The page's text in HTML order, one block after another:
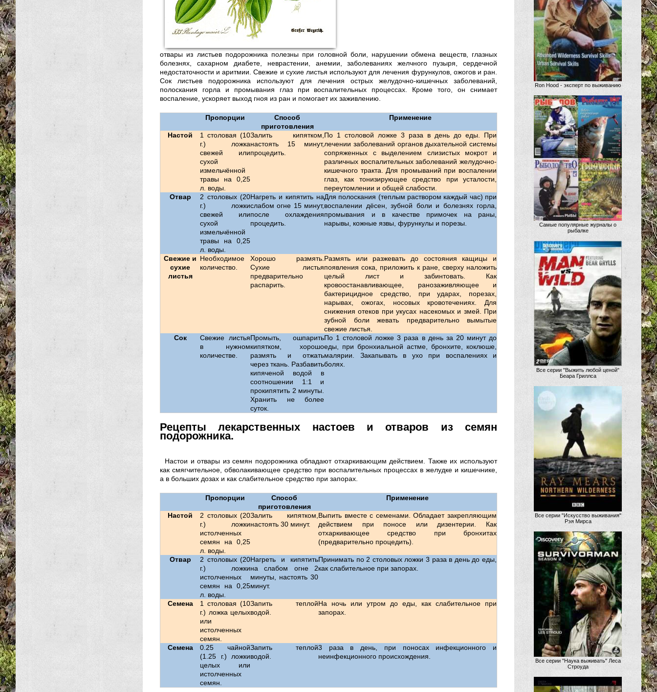
отвары из листьев подорожника полезны при головной боли, нарушении обмена веществ, глазных
болезнях, сахарном диабете, неврастении, анемии, заболеваниях желчного пузыря, сердечной
недостаточности и аритмии. Свежие и сухие листья используют для лечения фурункулов, ожогов и ран.
Сок листьев подорожника используют для лечения острых желудочно-кишечных заболеваний,
полоскания горла и промывания глаз при воспалительных процессах. Кроме того, он снимает
воспаление, ускоряет выход гноя из ран и помогает их заживлению.
Пропорции
Способ
приготовления
Применение
Настой
1 столовая (10
г.) ложка
свежей или
сухой
измельчённой
травы на 0,25
л. воды.
Залить кипятком,
настоять 15 минут,
процедить.
По 1 столовой ложке 3 раза в день до еды. При
лечении заболеваний органов дыхательной системы
сопряженных с выделением слизистых мокрот и
различных воспалительных заболеваний желудочно-
кишечного тракта. Для промываний при воспалении
глаз, как тонизирующее средство при усталости,
переутомлении и общей слабости.
Отвар
2 столовых (20
г.) ложки
свежей или
сухой
измельчённой
травы на 0,25
л. воды.
Нагреть и кипятить на
слабом огне 15 минут,
после охлаждения
процедить.
Для полоскания (теплым раствором каждый час) при
воспалении дёсен, зубной боли и болезнях горла,
промывания и в качестве примочек на раны,
нарывы, кожные язвы, фурункулы и порезы.
Свежие и
сухие
листья
Необходимое
количество.
Хорошо размять.
Сухие листья
предварительно
распарить.
Размять или разжевать до состояния кащицы и
появления сока, приложить к ране, сверху наложить
целый лист и забинтовать. Как
кровоостанавливающее, ранозаживляющее и
бактерицидное средство, при ударах, порезах,
нарывах, ожогах, носовых кровотечениях. Для
снижения отеков при укусах насекомых и змей. При
зубной боли жевать предварительно вымытые
свежие листья.
Сок
Свежие листья
в нужном
количестве.
Промыть, ошпарить
кипятком, хорошо
размять и отжать
через ткань. Разбавить
кипяченой водой в
соотношении 1:1 и
прокипятить 2 минуты.
Хранить не более
суток.
По 1 столовой ложке 3 раза в день за 20 минут до
еды, при бронхиальной астме, бронхите, коклюше,
малярии. Закапывать в ухо при воспалениях и
болях.
Рецепты лекарственных настоев и отваров из семян
подорожника.
Настои и отвары из семян подорожника обладают отхаркивающим действием. Также их используют
как смягчительное, обволакивающее средство при воспалительных процессах в желудке и кишечнике,
а в больших дозах и как слабительное средство при запорах.
Пропорции
Способ
приготовления
Применение
Настой
2 столовых (20
г.) ложки
истолченных
семян на 0,25
л. воды.
Залить кипятком,
настоять 30 минут.
Выпить вместе с семенами. Обладает закрепляющим
действием при поносе или дизентерии. Как
отхаркивающее средство при бронхитах
(предварительно процедить).
Отвар
2 столовых (20
г.) ложки
истолченных
семян на 0,25
л. воды.
Нагреть и кипятить
на слабом огне 2
минуты, настоять 30
минут.
Принимать по 2 столовых ложки 3 раза в день до еды,
как слабительное при запорах.
Семена
1 столовая (10
г.) ложка целых
или
истолченных
семян.
Запить теплой
водой.
На ночь или утром до еды, как слабительное при
запорах.
Семена
0.25 чайной
(1.25 г.) ложки
целых или
истолченных
семян.
Запить теплой
водой.
3 раза в день, при поносах инфекционного и
неинфекционного происхождения.
Ron Hood - эксперт по выживанию
Самые популярные журналы о
рыбалке
Все серии "Выжить любой ценой"
Беара Гриллса
Все серии "Искусство выживания"
Рэя Мирса
Все серии "Наука выживать" Леса
Строуда